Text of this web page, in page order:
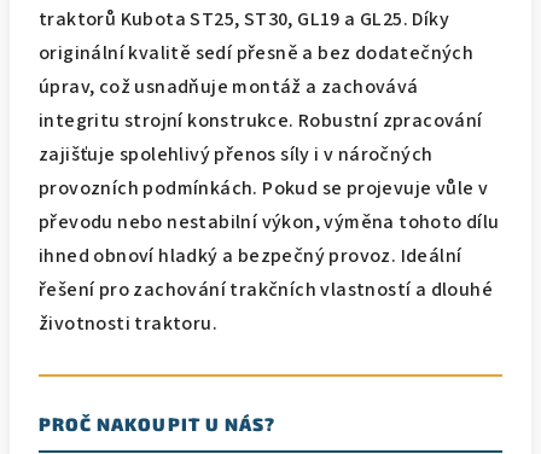
traktorů Kubota ST25, ST30, GL19 a GL25. Díky
originální kvalitě sedí přesně a bez dodatečných
úprav, což usnadňuje montáž a zachovává
integritu strojní konstrukce. Robustní zpracování
zajišťuje spolehlivý přenos síly i v náročných
provozních podmínkách. Pokud se projevuje vůle v
převodu nebo nestabilní výkon, výměna tohoto dílu
ihned obnoví hladký a bezpečný provoz. Ideální
řešení pro zachování trakčních vlastností a dlouhé
životnosti traktoru.
PROČ NAKOUPIT U NÁS?